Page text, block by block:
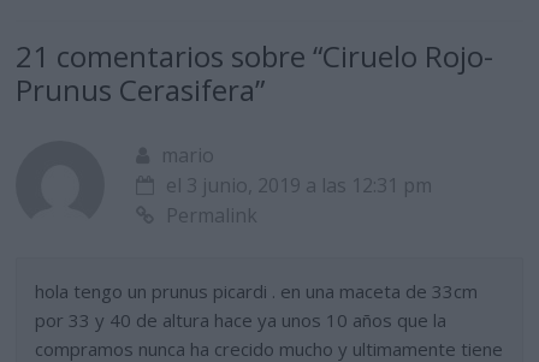
21 comentarios sobre “Ciruelo Rojo-
Prunus Cerasifera”
mario
el 3 junio, 2019 a las 12:31 pm
Permalink
hola tengo un prunus picardi . en una maceta de 33cm
por 33 y 40 de altura hace ya unos 10 años que la
compramos nunca ha crecido mucho y ultimamente tiene